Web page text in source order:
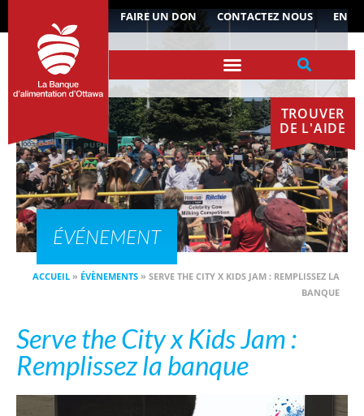
FAIRE UN DON CONTACTEZ NOUS EN
TROUVER
DE L'AIDE
ÉVÉNEMENT
ACCUEIL » ÉVÈNEMENTS » SERVE THE CITY X KIDS JAM : REMPLISSEZ LA
BANQUE
Serve the City x Kids Jam :
Remplissez la banque